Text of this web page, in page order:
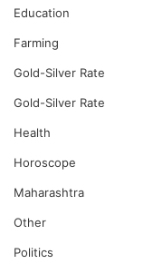
Education
Farming
Gold-Silver Rate
Gold-Silver Rate
Health
Horoscope
Maharashtra
Other
Politics